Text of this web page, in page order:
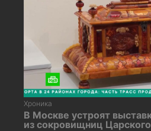
Хроника
В Москве устроят
из сокровищниц